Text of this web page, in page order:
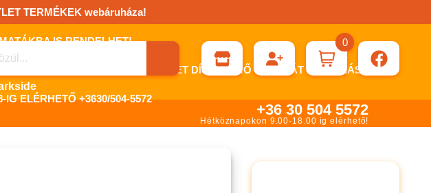
TERMÉKEK webáruháza!
IS RENDELHET!
SZÜKSÉG ESETÉN KÉRHET DÍJBEKÉRŐ SZÁMLÁT ÁTUTALÁSHOZ.
ELÉRHETŐ +3630/504-5572
Parkside
0
+36 30 504 5572
Hétköznapokon 9.00-18.00 ig elérhető!